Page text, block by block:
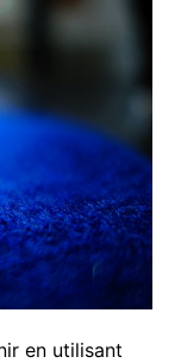
en utilisant